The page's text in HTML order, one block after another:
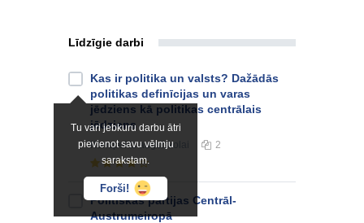
Līdzīgie darbi
Tu vari jebkuru darbu ātri
pievienot savu vēlmju
sarakstam.
Forši!
Kas ir politika un valsts? Dažādās
politikas definīcijas un varas
jēdziens kā politikas centrālais
jēdziens
Konspektsaugstskolai 2
Politiskās partijas Centrāl-
Austrumeiropā